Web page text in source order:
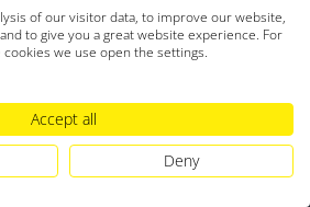
Steuerberatung-Software endet
in Kanzleien &
wollen!
of our visitor data, to improve our website,
to give you a great website experience. For
we use open the settings.
Accept all
Deny